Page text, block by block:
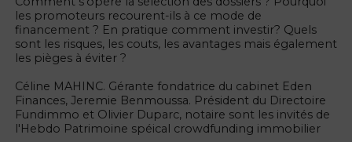
les promoteurs recourent-ils à ce mode de
financement ? En pratique comment investir? Quels
sont les risques, les couts, les avantages mais également
les pièges à éviter ?
Céline MAHINC. Gérante fondatrice du cabinet Eden
Finances, Jeremie Benmoussa. Président du Directoire
Fundimmo et Olivier Duparc, notaire sont les invités de
l'Hebdo Patrimoine spéical crowdfunding immobilier